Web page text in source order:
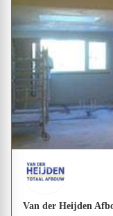
Van der Heijden